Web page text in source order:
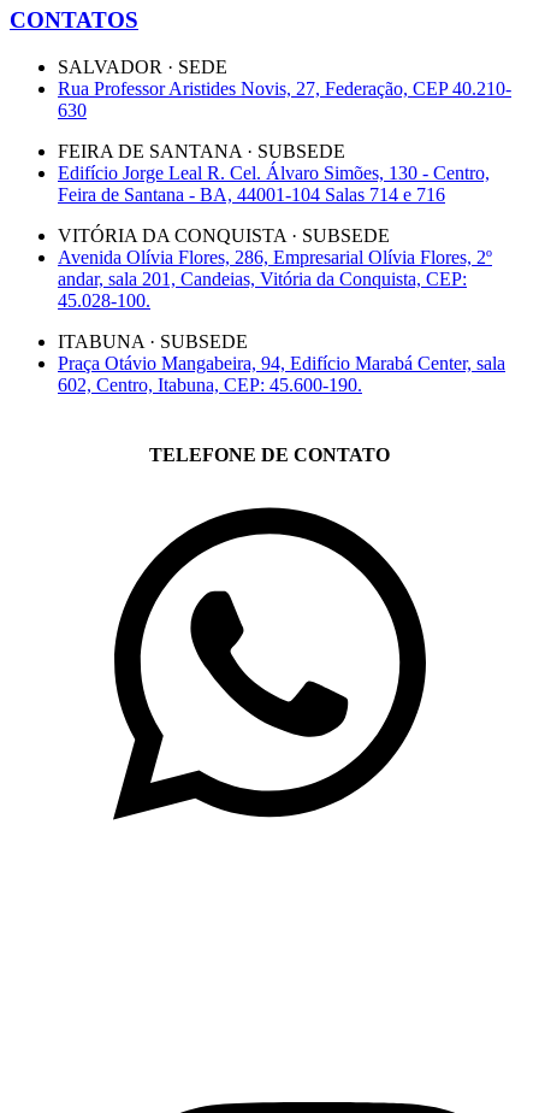
CONTATOS
SALVADOR · SEDE
Rua Professor Aristides Novis, 27, Federação, CEP 40.210-
630
FEIRA DE SANTANA · SUBSEDE
Edifício Jorge Leal R. Cel. Álvaro Simões, 130 - Centro,
Feira de Santana - BA, 44001-104 Salas 714 e 716
VITÓRIA DA CONQUISTA · SUBSEDE
Avenida Olívia Flores, 286, Empresarial Olívia Flores, 2º
andar, sala 201, Candeias, Vitória da Conquista, CEP:
45.028-100.
ITABUNA · SUBSEDE
Praça Otávio Mangabeira, 94, Edifício Marabá Center, sala
602, Centro, Itabuna, CEP: 45.600-190.
TELEFONE DE CONTATO